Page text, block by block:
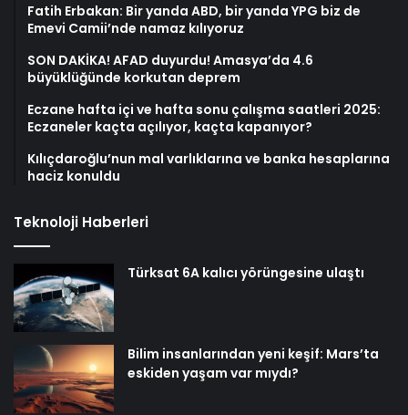
Fatih Erbakan: Bir yanda ABD, bir yanda YPG biz de
Emevi Camii’nde namaz kılıyoruz
SON DAKİKA! AFAD duyurdu! Amasya’da 4.6
büyüklüğünde korkutan deprem
Eczane hafta içi ve hafta sonu çalışma saatleri 2025:
Eczaneler kaçta açılıyor, kaçta kapanıyor?
Kılıçdaroğlu’nun mal varlıklarına ve banka hesaplarına
haciz konuldu
Teknoloji Haberleri
Türksat 6A kalıcı yörüngesine ulaştı
Bilim insanlarından yeni keşif: Mars’ta
eskiden yaşam var mıydı?